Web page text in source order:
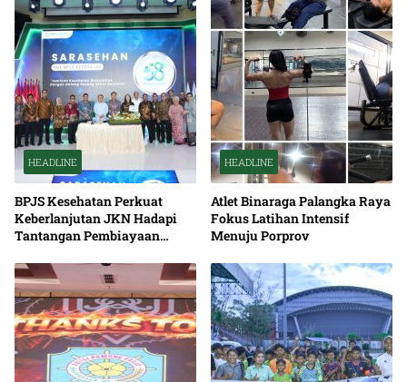
HEADLINE
BPJS Kesehatan Perkuat
Keberlanjutan JKN Hadapi
Tantangan Pembiayaan
HEADLINE
Atlet Binaraga Palangka Raya
Fokus Latihan Intensif
Menuju Porprov